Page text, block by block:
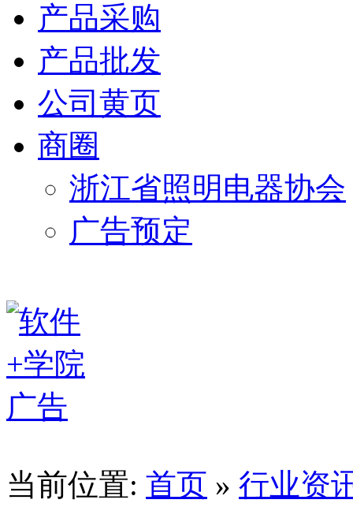
产品采购
产品批发
公司黄页
商圈
浙江省照明电器协会
广告预定
当前位置: 首页 » 行业资